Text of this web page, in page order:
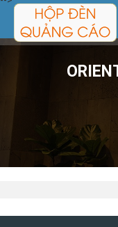
DỊCH VỤ